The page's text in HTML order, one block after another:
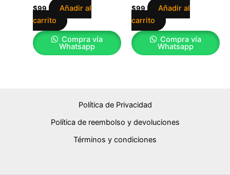
$99
Añadir al
carrito
Compra vía
Whatsapp
$99
Añadir al
carrito
Compra vía
Whatsapp
Política de Privacidad
Política de reembolso y devoluciones
Términos y condiciones